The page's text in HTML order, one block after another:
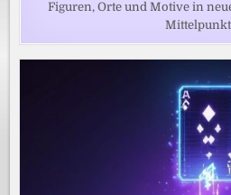
Figuren, Orte und Motive in